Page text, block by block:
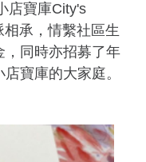
店寶庫City's
承，情繫社區生
，同時亦招募了年
寶庫的大家庭。